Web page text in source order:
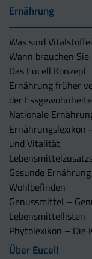
Ernährung
Was sind
Wann brauchen
Das Eucell Konzept
Ernährung früher
der
Nationale
Ernährungslexikon
und Vitalität
Gesunde
Wohlbefinden
Genussmittel –
Lebensmittellisten
Phytolexikon – Die
Über Eucell